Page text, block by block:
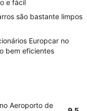
e fácil
são bastante limpos
Europcar no
bem eficientes
Aeroporto de